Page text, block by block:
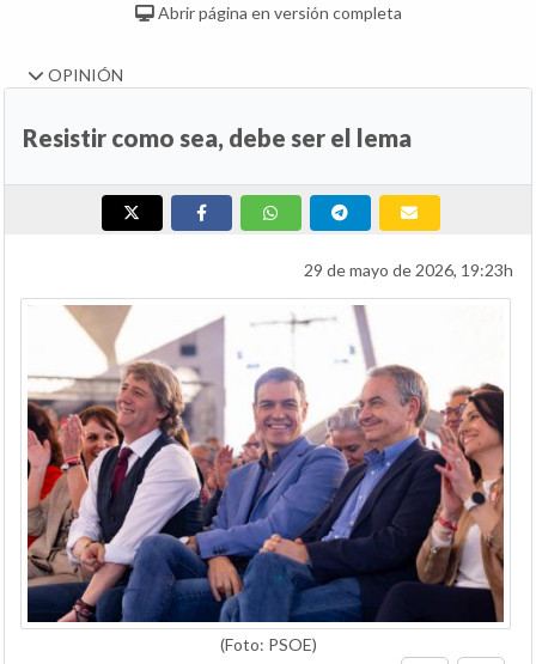
Abrir página en versión completa
OPINIÓN
Resistir como sea, debe ser el lema
29 de mayo de 2026, 19:23h
(Foto: PSOE)